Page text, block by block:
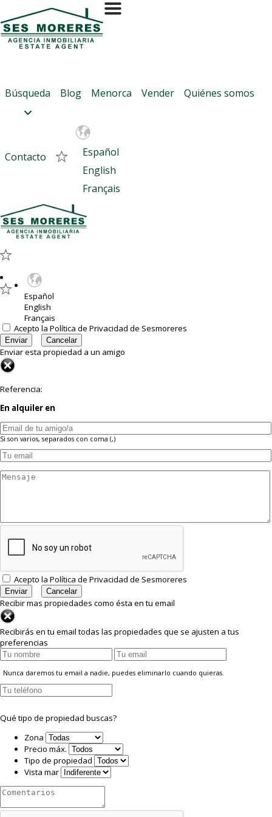
Contactar con Ses Moreres
Referencia:
Quiero más información sobre esta propiedad
Me gustaría programar una visita
Acepto la Política de Privacidad de Sesmoreres
Enviar esta propiedad a un amigo
Referencia:
En alquiler en
Si son varios, separados con coma (,)
Acepto la Política de Privacidad de Sesmoreres
Recibir mas propiedades como ésta en tu email
Recibirás en tu email todas las propiedades que se ajusten a tus
preferencias
Nunca daremos tu email a nadie, puedes eliminarlo cuando quieras.
Qué tipo de propiedad buscas?
Zona
Precio máx.
Tipo de propiedad
Vista mar
Búsqueda Blog Menorca Vender Quiénes somos
Contacto
Español
English
Français
Español
English
Français